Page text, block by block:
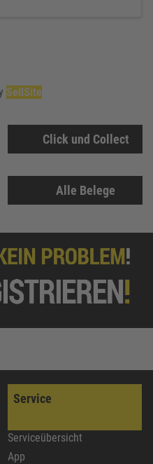
Click und Collect
Alle Belege
Service
Serviceübersicht
App
SellSite